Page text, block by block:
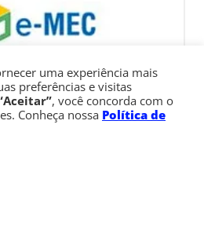
uma experiência mais
preferências e visitas
, você concorda com o
Conheça nossa Política de